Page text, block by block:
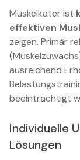
Muskelkater ist
effektiven
zeigen. Primär
ausreichend
beeinträchtigt
Individuelle
Lösungen